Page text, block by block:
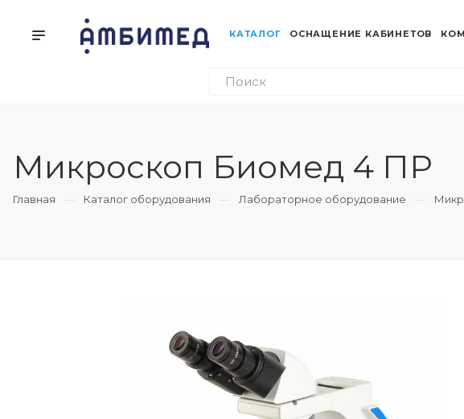
КАТАЛОГ ОСНАЩЕНИЕ КАБИНЕТОВ
Микpоскоп Биомед 4 ПР
Главная Каталог оборудования Лабораторное оборудование